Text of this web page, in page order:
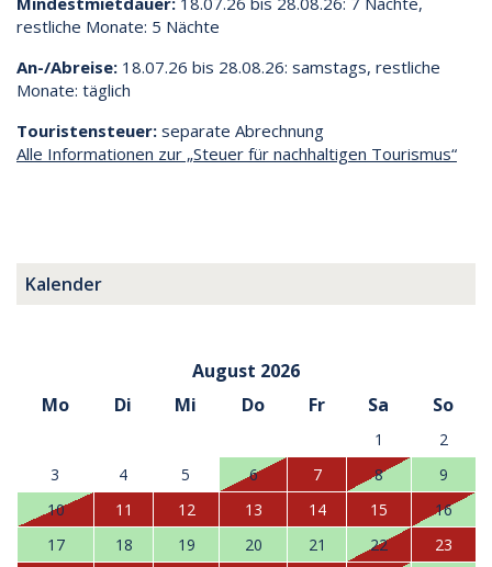
restliche Monate: 5 Nächte
An-/Abreise: 18.07.26 bis 28.08.26: samstags, restliche
Monate: täglich
Touristensteuer: separate Abrechnung
Alle Informationen zur „Steuer für nachhaltigen Tourismus“
Kalender
August 2026
Mo
Di Mi Do Fr Sa So
1
2
3
4 5 6 7 8
9
10
11 12 13 14 15
16
17
18 19 20 21 22
23